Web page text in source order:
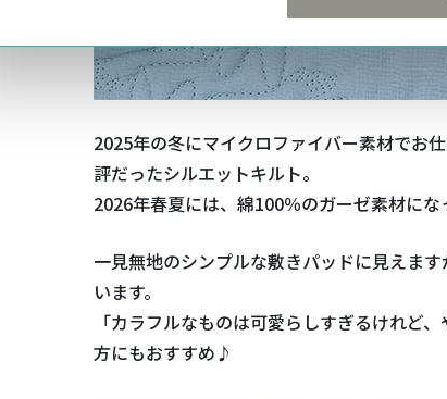
2025年の冬にマイクロファイバー素材でお
評だったシルエットキルト。
2026年春夏には、綿100％のガーゼ素材にな
一見無地のシンプルな敷きパッドに見えま
います。
「カラフルなものは可愛らしすぎるけれど
方にもおすすめ♪